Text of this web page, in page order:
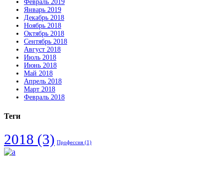
Февраль 2019
Январь 2019
Декабрь 2018
Ноябрь 2018
Октябрь 2018
Сентябрь 2018
Август 2018
Июль 2018
Июнь 2018
Май 2018
Апрель 2018
Март 2018
Февраль 2018
Теги
2018 (3) Профессия (1)